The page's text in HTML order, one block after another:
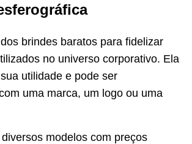
brindes baratos para fidelizar
no universo corporativo. Ela
utilidade e pode ser
uma marca, um logo ou uma
modelos com preços